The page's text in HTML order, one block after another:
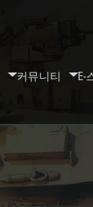
커뮤니티 E-